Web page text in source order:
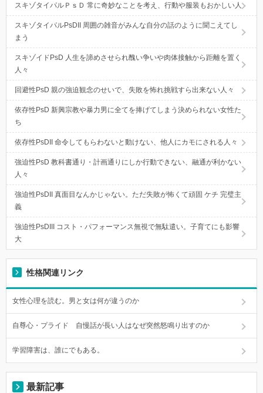
スキゾタイパルＰｓＤ 常に奇妙なことを考え、行動や服装もおかしい人
スキゾタイパルPsDII 周囲の雑音がみんな自分の話のように聞こえてし
まう
スキゾイドPsD 人生を諦めさせられ醜い争いや肉体接触から距離を置く
人々
回避性PsD 親の強迫観念のせいで、失敗を怖れ挑戦すら出来ない人々
依存性PsD 新興宗教や暴力男に全てを捧げてしまう決められない女性た
ち
依存性PsDII 命令してもらわないと動けない、他人にカモにされる人々
強迫性PsD 教科書通り・計画通りにしか行動できない、融通が利かない
人々
強迫性PsDII 真面目なんかじゃない。ただ失敗が怖くて頑固 ケチ 完璧主
義
強迫性PsDIII コスト・パフォーマンス無視で無駄遣い。子育てにも影響
大
性格関連リンク
女性心理を読む。男と女は何が違うのか
自尊心・プライド 自慢話が長い人はなぜ突然怒鳴り出すのか
学習障害は、誰にでもある。
最新記事